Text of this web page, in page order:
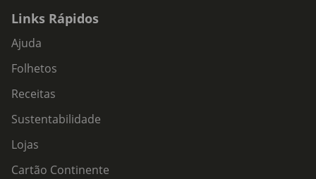
Links Rápidos
Ajuda
Folhetos
Receitas
Sustentabilidade
Lojas
Cartão Continente